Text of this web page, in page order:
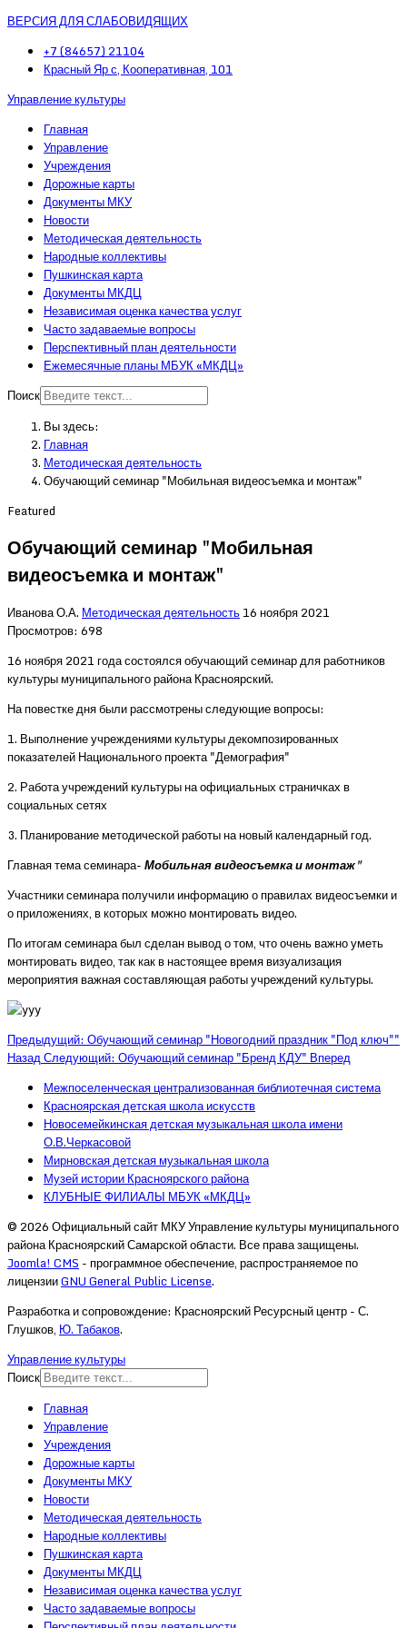
ВЕРСИЯ ДЛЯ СЛАБОВИДЯЩИХ
+7 (84657) 21104
Красный Яр с, Кооперативная, 101
Управление культуры
Главная
Управление
Учреждения
Дорожные карты
Документы МКУ
Новости
Методическая деятельность
Народные коллективы
Пушкинская карта
Документы МКДЦ
Независимая оценка качества услуг
Часто задаваемые вопросы
Перспективный план деятельности
Ежемесячные планы МБУК «МКДЦ»
Поиск
Вы здесь:
Главная
Методическая деятельность
Обучающий семинар "Мобильная видеосъемка и монтаж"
Featured
Обучающий семинар "Мобильная
видеосъемка и монтаж"
Иванова О.А. Методическая деятельность16 ноября 2021
Просмотров: 698
16 ноября 2021 года состоялся обучающий семинар для работников
культуры муниципального района Красноярский.
На повестке дня были рассмотрены следующие вопросы:
1. Выполнение учреждениями культуры декомпозированных
показателей Национального проекта "Демография"
2. Работа учреждений культуры на официальных страничках в
социальных сетях
3. Планирование методической работы на новый календарный год.
Главная тема семинара-Мобильная видеосъемка и монтаж"
Участники семинара получили информацию о правилах видеосъемки и
о приложениях, в которых можно монтировать видео.
По итогам семинара был сделан вывод о том, что очень важно уметь
монтировать видео, так как в настоящее время визуализация
мероприятия важная составляющая работы учреждений культуры.
Предыдущий: Обучающий семинар "Новогодний праздник "Под ключ""
НазадСледующий: Обучающий семинар "Бренд КДУ" Вперед
Межпоселенческая централизованная библиотечная система
Красноярская детская школа искусств
Новосемейкинская детская музыкальная школа имени
О.В.Черкасовой
Мирновская детская музыкальная школа
Музей истории Красноярского района
КЛУБНЫЕ ФИЛИАЛЫ МБУК «МКДЦ»
© 2026 Официальный сайт МКУ Управление культуры муниципального
района Красноярский Самарской области. Все права защищены.
Joomla! CMS - программное обеспечение, распространяемое по
лицензииGNU General Public License.
Разработка и сопровождение: Красноярский Ресурсный центр - С.
Глушков, Ю. Табаков.
Управление культуры
Поиск
Главная
Управление
Учреждения
Дорожные карты
Документы МКУ
Новости
Методическая деятельность
Народные коллективы
Пушкинская карта
Документы МКДЦ
Независимая оценка качества услуг
Часто задаваемые вопросы